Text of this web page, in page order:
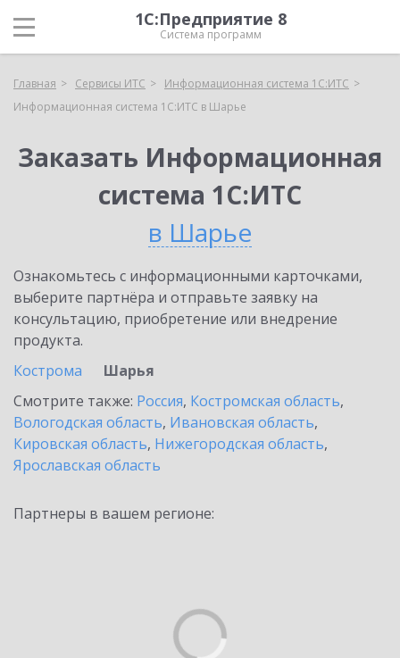
1С:Предприятие 8
Система программ
Главная Сервисы ИТС
Информационная система 1С:ИТС
Информационная система 1С:ИТС в Шарье
Заказать Информационная
система 1С:ИТС
в Шарье
Ознакомьтесь с информационными карточками,
выберите партнёра и отправьте заявку на
консультацию, приобретение или внедрение
продукта.
Кострома
Шарья
Смотрите также: Россия, Костромская область,
Вологодская область, Ивановская область,
Кировская область, Нижегородская область,
Ярославская область
Партнеры в вашем регионе: